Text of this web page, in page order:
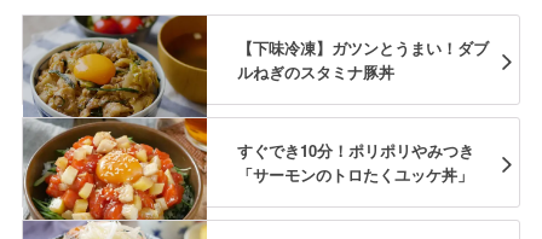
【下味冷凍】ガツンとうまい！ダブ
ルねぎのスタミナ豚丼
すぐでき10分！ポリポリやみつき
「サーモンのトロたくユッケ丼」